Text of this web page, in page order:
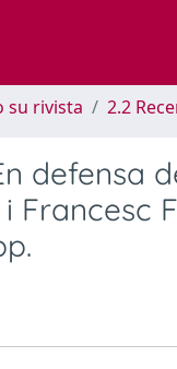
su rivista 2.2
defensa
Francesc